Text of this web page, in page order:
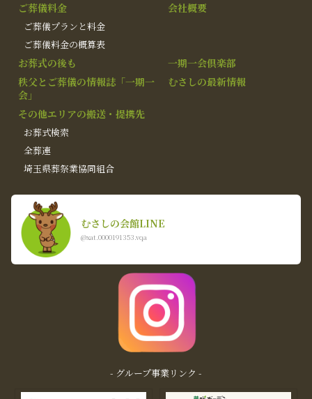
ご葬儀料金
ご葬儀プランと料金
ご葬儀料金の概算表
会社概要
お葬式の後も
一期一会倶楽部
秩父とご葬儀の情報誌「一期一
会」
むさしの最新情報
その他エリアの搬送・提携先
お葬式検索
全葬連
埼玉県葬祭業協同組合
むさしの会館LINE
@xat.0000191353.vqa
- グループ事業リンク -